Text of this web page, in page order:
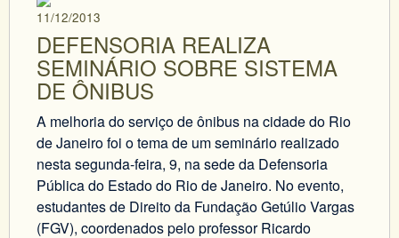
11/12/2013
DEFENSORIA REALIZA
SEMINÁRIO SOBRE SISTEMA
DE ÔNIBUS
A melhoria do serviço de ônibus na cidade do Rio
de Janeiro foi o tema de um seminário realizado
nesta segunda-feira, 9, na sede da Defensoria
Pública do Estado do Rio de Janeiro. No evento,
estudantes de Direito da Fundação Getúlio Vargas
(FGV), coordenados pelo professor Ricardo